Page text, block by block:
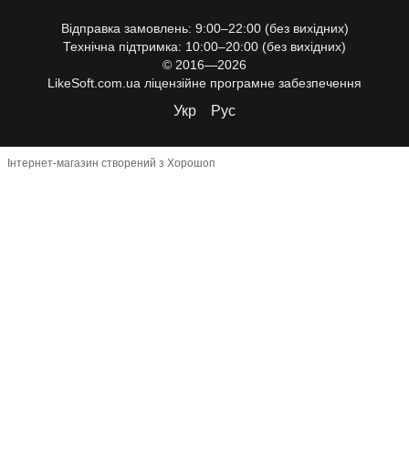
Відправка замовлень: 9:00–22:00 (без вихідних)
Технічна підтримка: 10:00–20:00 (без вихідних)
© 2016—2026
LikeSoft.com.ua ліцензійне програмне забезпечення
Укр Рус
Інтернет-магазин створений з Хорошоп